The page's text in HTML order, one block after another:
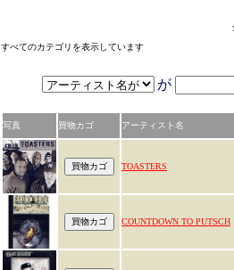
すべてのカテゴリを表示しています
が
写真 買物カゴ アーティスト名
TOASTERS
COUNTDOWN TO PUTSCH